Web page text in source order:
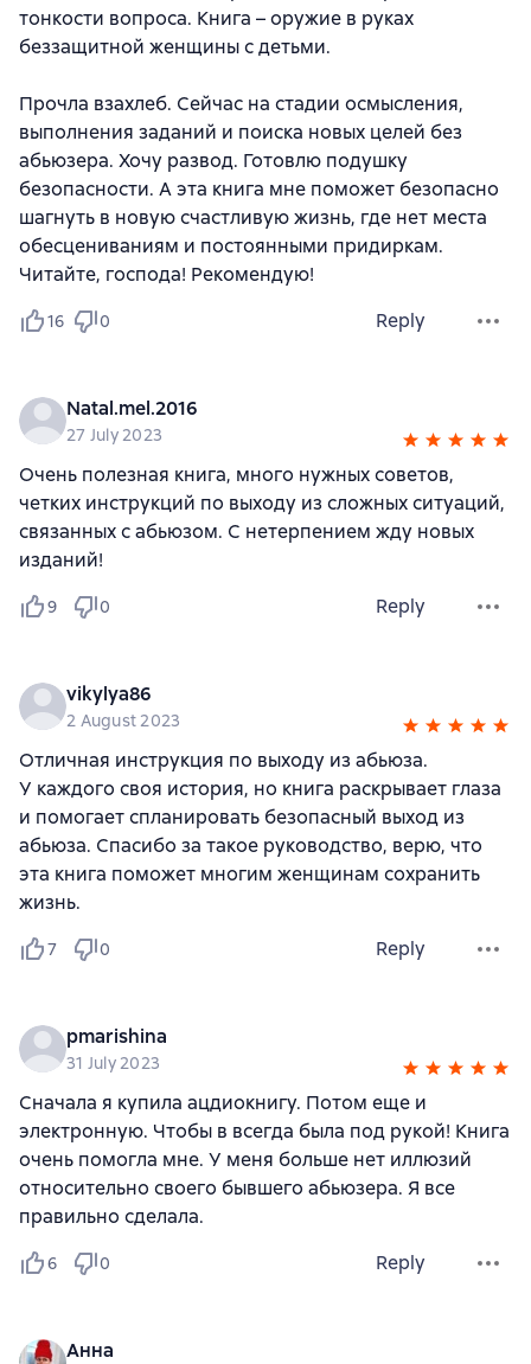
тонкости вопроса. Книга – оружие в руках
беззащитной женщины с детьми.
Прочла взахлеб. Сейчас на стадии осмысления,
выполнения заданий и поиска новых целей без
абьюзера. Хочу развод. Готовлю подушку
безопасности. А эта книга мне поможет безопасно
шагнуть в новую счастливую жизнь, где нет места
обесцениваниям и постоянными придиркам.
Читайте, господа! Рекомендую!
16 0 Reply
Natal.mel.2016
27 July 2023
Очень полезная книга, много нужных советов,
четких инструкций по выходу из сложных ситуаций,
связанных с абьюзом. С нетерпением жду новых
изданий!
9 0 Reply
vikylya86
2 August 2023
Отличная инструкция по выходу из абьюза.
У каждого своя история, но книга раскрывает глаза
и помогает спланировать безопасный выход из
абьюза. Спасибо за такое руководство, верю, что
эта книга поможет многим женщинам сохранить
жизнь.
7 0 Reply
pmarishina
31 July 2023
Сначала я купила ацдиокнигу. Потом еще и
электронную. Чтобы в всегда была под рукой! Книга
очень помогла мне. У меня больше нет иллюзий
относительно своего бывшего абьюзера. Я все
правильно сделала.
6 0 Reply
Анна